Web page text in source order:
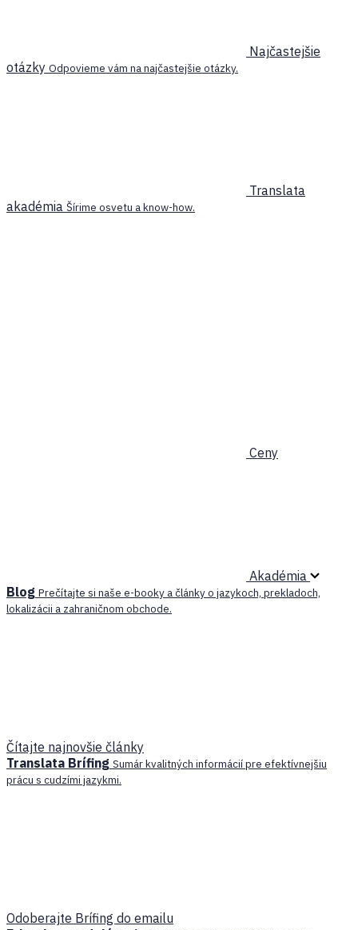
Najčastejšie
otázky Odpovieme vám na najčastejšie otázky.
Translata
akadémia Šírime osvetu a know-how.
Ceny
Akadémia
Blog Prečítajte si naše e-booky a články o jazykoch, prekladoch,
lokalizácii a zahraničnom obchode.
Čítajte najnovšie články
Translata Brífing Sumár kvalitných informácií pre efektívnejšiu
prácu s cudzími jazykmi.
Odoberajte Brífing do emailu